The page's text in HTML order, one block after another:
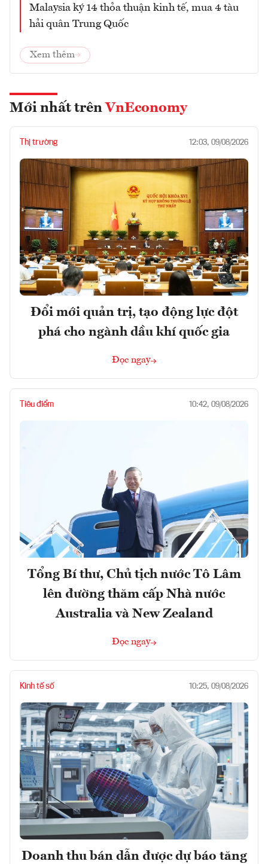
Malaysia ký 14 thỏa thuận kinh tế, mua 4 tàu
hải quân Trung Quốc
Xem thêm
Mới nhất trên VnEconomy
Thị trường 12:03, 09/08/2026
Đổi mới quản trị, tạo động lực đột
phá cho ngành dầu khí quốc gia
Đọc ngay
Tiêu điểm 10:42, 09/08/2026
Tổng Bí thư, Chủ tịch nước Tô Lâm
lên đường thăm cấp Nhà nước
Australia và New Zealand
Đọc ngay
Kinh tế số 10:25, 09/08/2026
Doanh thu bán dẫn được dự báo tăng